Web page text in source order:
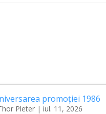
promoției 1986
Pleter| iul. 11, 2026